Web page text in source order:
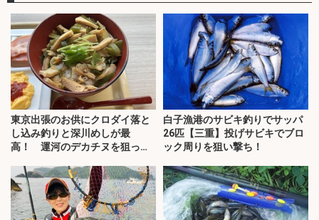
東京出張のお供にクロダイ落と
し込み釣りと深川めしが最
高！ 運河のデカチヌを狙って
白子漁港のサビキ釣りでサッパ
26匹【三重】投げサビキでブロ
ック周りを狙い撃ち！